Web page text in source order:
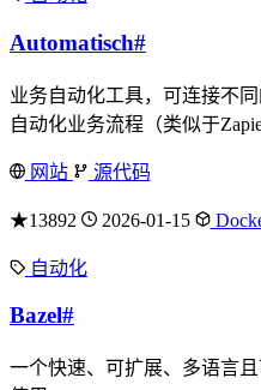
Automatisch#
业务自动化工具，可连接不
自动化业务流程（类似于
网站 源代码
★13892 2026-01-15
自动化
Bazel#
一个快速、可扩展、多语言